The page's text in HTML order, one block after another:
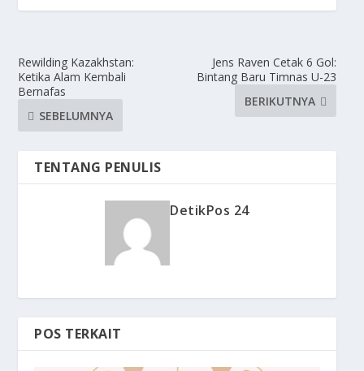
Rewilding Kazakhstan:
Ketika Alam Kembali
Bernafas
SEBELUMNYA
Jens Raven Cetak 6 Gol:
Bintang Baru Timnas U-23
BERIKUTNYA
TENTANG PENULIS
DetikPos 24
POS TERKAIT